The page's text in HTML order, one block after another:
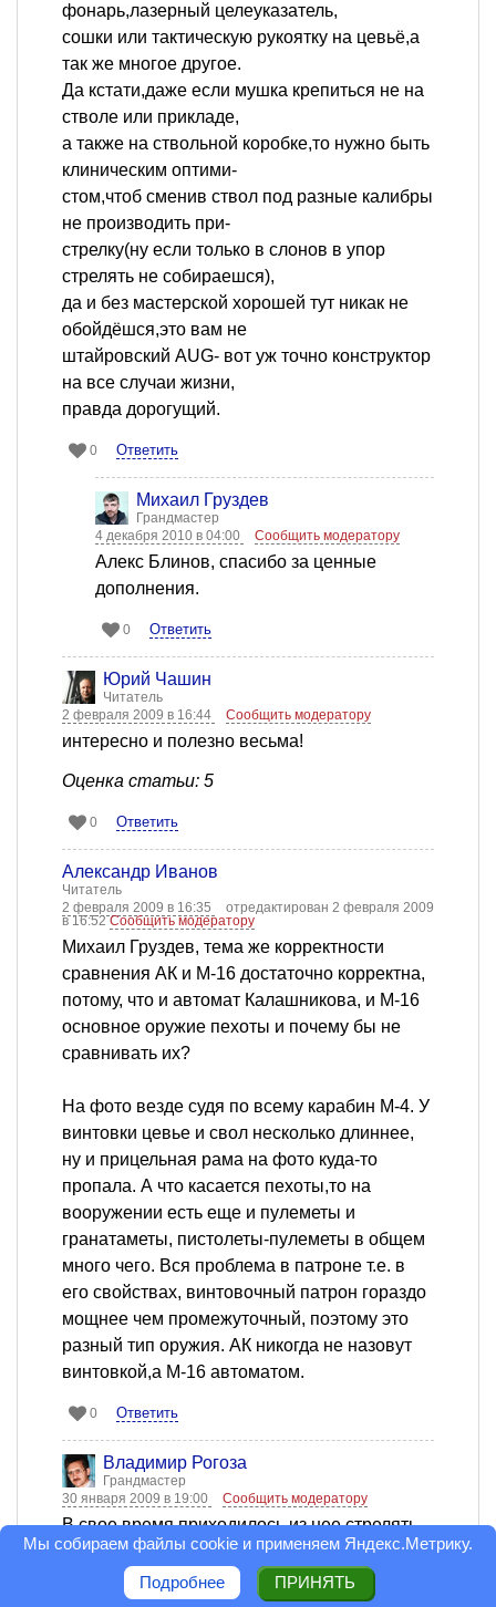
фонарь,лазерный целеуказатель,
сошки или тактическую рукоятку на цевьё,а
так же многое другое.
Да кстати,даже если мушка крепиться не на
стволе или прикладе,
а также на ствольной коробке,то нужно быть
клиническим оптими-
стом,чтоб сменив ствол под разные калибры
не производить при-
стрелку(ну если только в слонов в упор
стрелять не собираешся),
да и без мастерской хорошей тут никак не
обойдёшся,это вам не
штайровский AUG- вот уж точно конструктор
на все случаи жизни,
правда дорогущий.
0 Ответить
Михаил Груздев
Грандмастер
4 декабря 2010 в 04:00
Сообщить модератору
Алекс Блинов, спасибо за ценные
дополнения.
0 Ответить
Юрий Чашин
Читатель
2 февраля 2009 в 16:44
Сообщить модератору
интересно и полезно весьма!
Оценка статьи: 5
0 Ответить
Александр Иванов
Читатель
2 февраля 2009 в 16:35
отредактирован 2 февраля 2009
в 16:52Сообщить модератору
Михаил Груздев, тема же корректности
сравнения АК и М-16 достаточно корректна,
потому, что и автомат Калашникова, и М-16
основное оружие пехоты и почему бы не
сравнивать их?
На фото везде судя по всему карабин М-4. У
винтовки цевье и свол несколько длиннее,
ну и прицельная рама на фото куда-то
пропала. А что касается пехоты,то на
вооружении есть еще и пулеметы и
гранатаметы, пистолеты-пулеметы в общем
много чего. Вся проблема в патроне т.е. в
его свойствах, винтовочный патрон гораздо
мощнее чем промежуточный, поэтому это
разный тип оружия. АК никогда не назовут
винтовкой,а М-16 автоматом.
0 Ответить
Владимир Рогоза
Грандмастер
30 января 2009 в 19:00
Сообщить модератору
В свое время приходилось из нее стрелять,
не понравилось. После АК она кажется
громоздкой, да и механика более сложная.
Мы собираем файлы cookie и применяем Яндекс.Метрику.
Подробнее ПРИНЯТЬ